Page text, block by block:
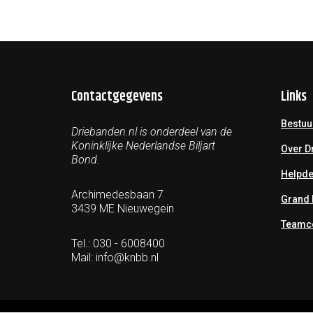
Contactgegevens
Driebanden.nl is onderdeel van de
Koninklijke Nederlandse Biljart
Bond.
Archimedesbaan 7
3439 ME Nieuwegein
Tel.: 030 - 6008400
Mail: info@knbb.nl
Links
Over
Grand